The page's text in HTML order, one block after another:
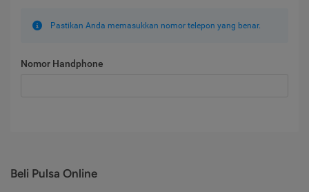
Pastikan Anda memasukkan nomor telepon yang benar.
Nomor Handphone
Beli Pulsa Online